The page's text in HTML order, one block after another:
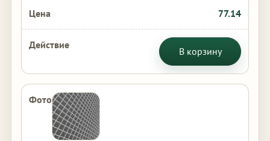
77.14
В корзину